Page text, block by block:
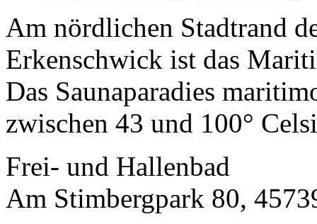
Am nördlichen Stadtrand
Erkenschwick ist das
Das Saunaparadies
zwischen 43 und 100°
Frei- und Hallenbad
Am Stimbergpark 80,